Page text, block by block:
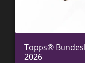
Topps®
2026